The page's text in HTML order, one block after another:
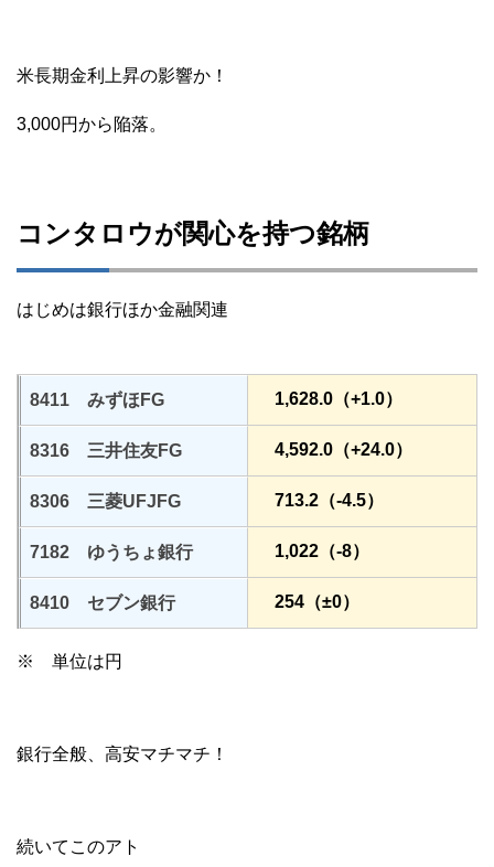
米長期金利上昇の影響か！
3,000円から陥落。
コンタロウが関心を持つ銘柄
はじめは銀行ほか金融関連
8411 みずほFG 1,628.0（+1.0）
8316 三井住友FG 4,592.0（+24.0）
8306 三菱UFJFG 713.2（-4.5）
7182 ゆうちょ銀行 1,022（-8）
8410 セブン銀行 254（±0）
※ 単位は円
銀行全般、高安マチマチ！
続いてこのアト